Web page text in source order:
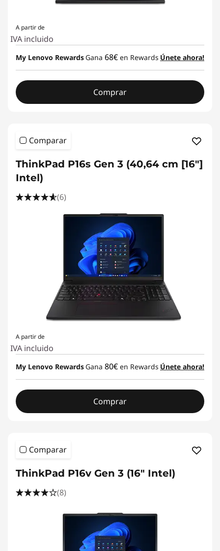
A partir de
IVA incluido
My Lenovo Rewards Gana 68€ en Rewards Únete ahora!
Comprar
Comparar
ThinkPad P16s Gen 3 (40,64 cm [16″]
Intel)
(6)
A partir de
IVA incluido
My Lenovo Rewards Gana 80€ en Rewards Únete ahora!
Comprar
Comparar
ThinkPad P16v Gen 3 (16" Intel)
(8)